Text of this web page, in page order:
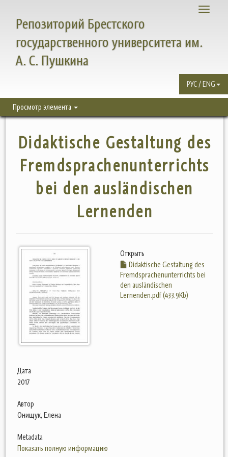
Toggle
Репозиторий Брестского
государственного университета им.
А. С. Пушкина
РУС / ENG
Просмотр элемента
Didaktische Gestaltung des
Fremdsprachenunterrichts
bei den ausländischen
Lernenden
Открыть
Didaktische Gestaltung des
Fremdsprachenunterrichts bei
den ausländischen
Lernenden.pdf (433.9Kb)
Дата
2017
Автор
Онищук, Елена
Metadata
Показать полную информацию